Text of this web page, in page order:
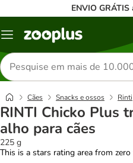
ENVIO
Menu
Pesquisar
produtos
Cães Snacks e ossos Rinti
RINTI Chicko Plus
alho para cães
225 g
This is a stars rating area from